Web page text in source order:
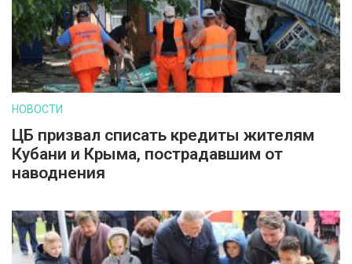
НОВОСТИ
ЦБ призвал списать кредиты жителям
Кубани и Крыма, пострадавшим от
наводнения